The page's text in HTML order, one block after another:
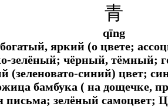
青
qīng
яркий (о цвете;
зелёный; чёрный, тёмный;
(зеленовато-синий) цвет;
бамбука ( на дощечке,
письма; зелёный самоцвет;